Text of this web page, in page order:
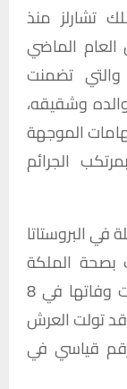
تشارلز منذ
الماضي
والتي تضمنت
والده وشقيقه،
الموجهة
الجرائم
البروستاتا
بصحة الملكة
إليزابيث الثانية في السنوات التي سبقت وفاتها في 8
2022 عن 96 عاما. وقد تولت العرش
عاما، وهو رقم قياسي في